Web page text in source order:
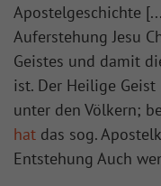
Apostelgeschichte
Auferstehung Jesu
Geistes und damit
ist. Der Heilige
unter den Völkern;
hat das sog.
Entstehung Auch